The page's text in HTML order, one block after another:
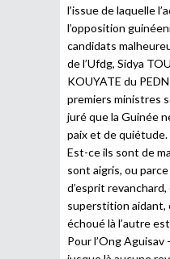
l’issue de laquelle
l’opposition
candidats
de l’Ufdg, Sidya
KOUYATE du
premiers ministres
juré que la Guinée
paix et de quiétude.
Est-ce ils sont de
sont aigris, ou
d’esprit
superstition aidant,
échoué là l’autre
Pour l’Ong Aguisav